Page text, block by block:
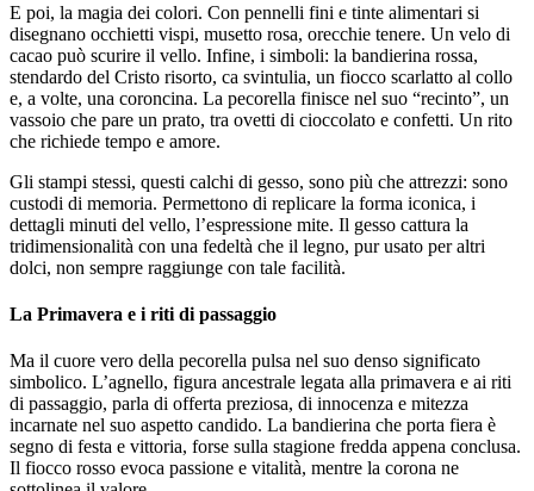
E poi, la magia dei colori. Con pennelli fini e tinte alimentari si
disegnano occhietti vispi, musetto rosa, orecchie tenere. Un velo di
cacao può scurire il vello. Infine, i simboli: la bandierina rossa,
stendardo del Cristo risorto, ca svintulia, un fiocco scarlatto al collo
e, a volte, una coroncina. La pecorella finisce nel suo “recinto”, un
vassoio che pare un prato, tra ovetti di cioccolato e confetti. Un rito
che richiede tempo e amore.
Gli stampi stessi, questi calchi di gesso, sono più che attrezzi: sono
custodi di memoria. Permettono di replicare la forma iconica, i
dettagli minuti del vello, l’espressione mite. Il gesso cattura la
tridimensionalità con una fedeltà che il legno, pur usato per altri
dolci, non sempre raggiunge con tale facilità.
La Primavera e i riti di passaggio
Ma il cuore vero della pecorella pulsa nel suo denso significato
simbolico. L’agnello, figura ancestrale legata alla primavera e ai riti
di passaggio, parla di offerta preziosa, di innocenza e mitezza
incarnate nel suo aspetto candido. La bandierina che porta fiera è
segno di festa e vittoria, forse sulla stagione fredda appena conclusa.
Il fiocco rosso evoca passione e vitalità, mentre la corona ne